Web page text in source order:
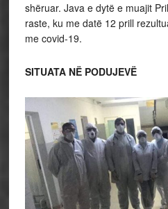
shëruar. Java e dytë e muajit
raste, ku me datë 12 prill
me covid-19.
SITUATA NË PODUJEVË